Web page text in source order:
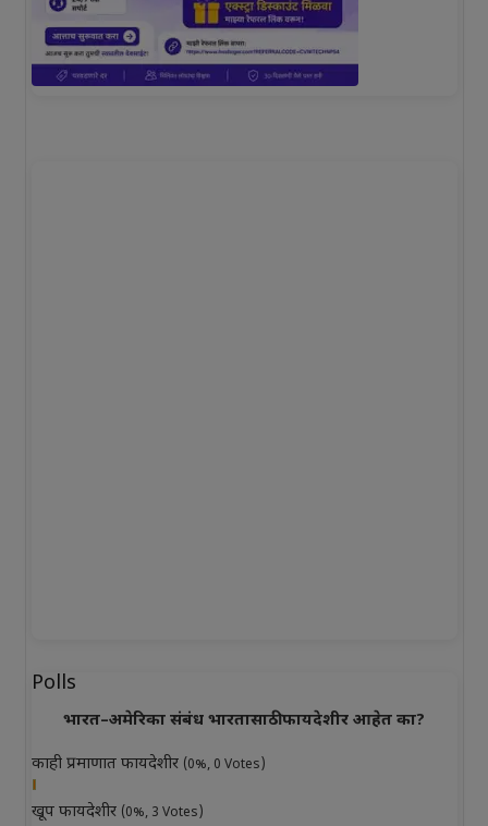
Polls
भारत–अमेरिका संबंध भारतासाठी फायदेशीर आहेत का?
काही प्रमाणात फायदेशीर (0%, 0 Votes)
खूप फायदेशीर (0%, 3 Votes)